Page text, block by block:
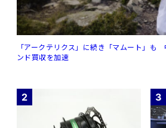
「アークテリクス」に続き「マムート」
ンド買収を加速
2 3